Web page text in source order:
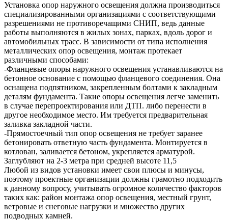
Установка опор наружного освещения должна производиться
специализированными организациями с соответствующими
разрешениями не противоречащими СНИП, ведь данные
работы выполняются в жилых зонах, парках, вдоль дорог и
автомобильных трасс. В зависимости от типа исполнения
металлических опор освещения, монтаж протекает
различными способами:
-Фланцевые опоры наружного освещения устанавливаются на
бетонное основание с помощью фланцевого соединения. Она
оснащена подпятником, закрепленным болтами к закладным
деталям фундамента. Такие опоры освещения легче заменить
в случае перепроектирования или ДТП. либо перенести в
другое необходимое место. Им требуется предварительная
заливка закладной части.
-Прямостоечный тип опор освещения не требует заранее
бетонировать ответную часть фундамента. Монтируется в
котлован, заливается бетоном, укрепляется арматурой.
Заглубляют на 2-3 метра при средней высоте 11,5
Любой из видов установки имеет свои плюсы и минусы,
поэтому проектные организации должны грамотно подходить
к данному вопросу, учитывать огромное количество факторов
таких как: район монтажа опор освещения, местный грунт,
ветровые и снеговые нагрузки и множество других
подводных камней.